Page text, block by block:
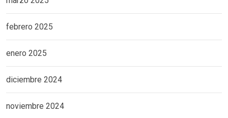
febrero 2025
enero 2025
diciembre 2024
noviembre 2024